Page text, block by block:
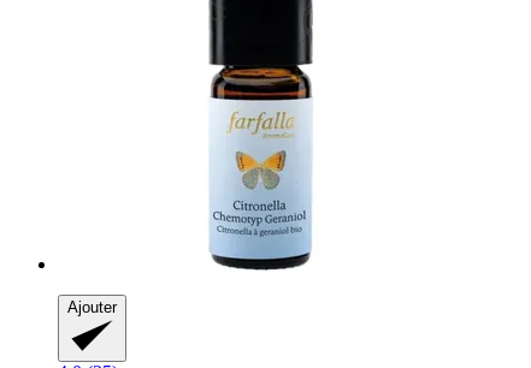
Ajouter